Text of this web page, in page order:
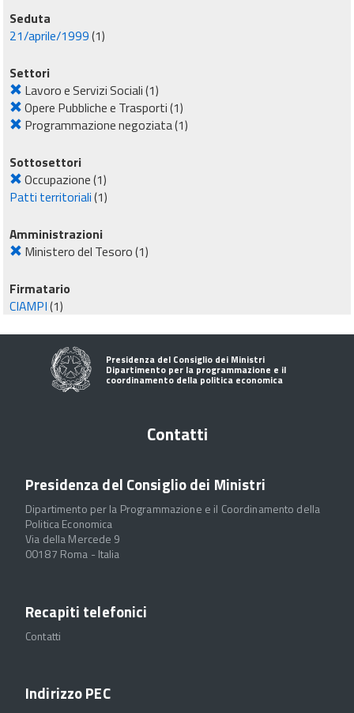
Seduta
21/aprile/1999(1)
Settori
Lavoro e Servizi Sociali(1)
Opere Pubbliche e Trasporti(1)
Programmazione negoziata(1)
Sottosettori
Occupazione(1)
Patti territoriali(1)
Amministrazioni
Ministero del Tesoro(1)
Firmatario
CIAMPI(1)
Presidenza del Consiglio dei Ministri
Dipartimento per la programmazione e il
coordinamento della politica economica
Contatti
Presidenza del Consiglio dei Ministri
Dipartimento per la Programmazione e il Coordinamento della
Politica Economica
Via della Mercede 9
00187 Roma - Italia
Recapiti telefonici
Contatti
Indirizzo PEC